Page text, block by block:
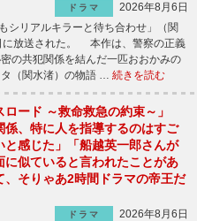
ドラマ
2026年8月6日
シリアルキラーと待ち合わせ」（関
に放送された。 本作は、警察の正義
の共犯関係を結んだ一匹おおかみの
（関水渚）の物語 … 続きを読む
ロード ～救命救急の約束～」
係、特に人を指導するのはすご
と感じた」「船越英一郎さんが
に似ていると言われたことがあ
、そりゃあ2時間ドラマの帝王だ
ドラマ
2026年8月6日